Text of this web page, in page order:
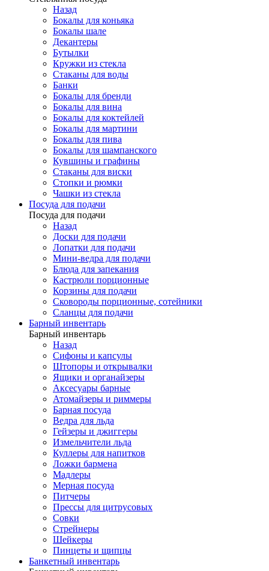
Назад
Бокалы для коньяка
Бокалы шале
Декантеры
Бутылки
Кружки из стекла
Стаканы для воды
Банки
Бокалы для бренди
Бокалы для вина
Бокалы для коктейлей
Бокалы для мартини
Бокалы для пива
Бокалы для шампанского
Кувшины и графины
Стаканы для виски
Стопки и рюмки
Чашки из стекла
Посуда для подачи
Посуда для подачи
Назад
Доски для подачи
Лопатки для подачи
Мини-ведра для подачи
Блюда для запекания
Кастрюли порционные
Корзины для подачи
Сковороды порционные, сотейники
Сланцы для подачи
Барный инвентарь
Барный инвентарь
Назад
Сифоны и капсулы
Штопоры и открывалки
Ящики и органайзеры
Аксесуары барные
Атомайзеры и риммеры
Барная посуда
Ведра для льда
Гейзеры и джиггеры
Измельчители льда
Куллеры для напитков
Ложки бармена
Мадлеры
Мерная посуда
Питчеры
Прессы для цитрусовых
Совки
Стрейнеры
Шейкеры
Пинцеты и щипцы
Банкетный инвентарь